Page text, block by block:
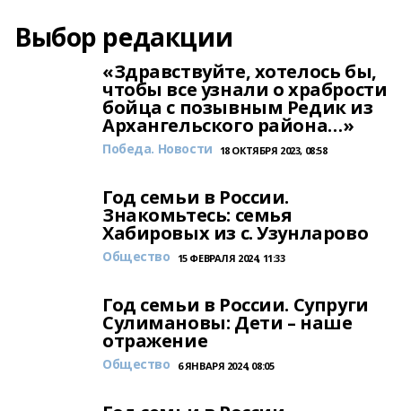
Выбор редакции
«Здравствуйте, хотелось бы,
чтобы все узнали о храбрости
бойца с позывным Редик из
Архангельского района…»
Победа. Новости 18 ОКТЯБРЯ 2023, 08:58
Год семьи в России.
Знакомьтесь: семья
Хабировых из с. Узунларово
Общество 15 ФЕВРАЛЯ 2024, 11:33
Год семьи в России. Супруги
Сулимановы: Дети – наше
отражение
Общество 6 ЯНВАРЯ 2024, 08:05